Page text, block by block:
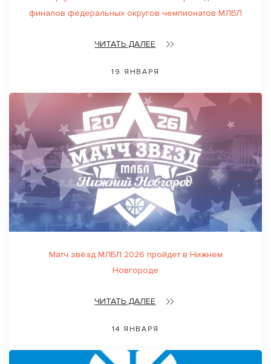
финалов федеральных округов чемпионатов МЛБЛ
ЧИТАТЬ ДАЛЕЕ
19 ЯНВАРЯ
Матч звёзд МЛБЛ 2026 пройдет в Нижнем
Новгороде
ЧИТАТЬ ДАЛЕЕ
14 ЯНВАРЯ